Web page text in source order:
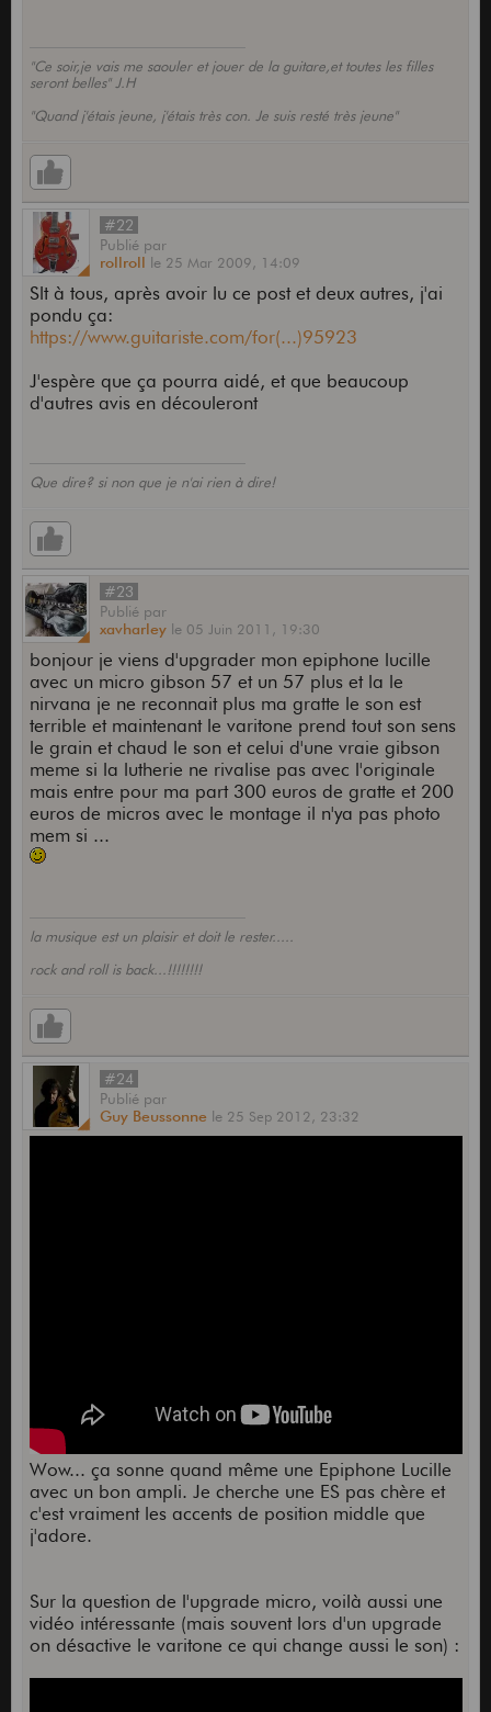
"Ce soir,je vais me saouler et jouer de la guitare,et toutes les filles
seront belles" J.H
"Quand j'étais jeune, j'étais très con. Je suis resté très jeune"
#22
Publié par
rollroll le 25 Mar 2009, 14:09
Slt à tous, après avoir lu ce post et deux autres, j'ai
pondu ça:
https://www.guitariste.com/for(...)95923
J'espère que ça pourra aidé, et que beaucoup
d'autres avis en découleront
Que dire? si non que je n'ai rien à dire!
#23
Publié par
xavharley le 05 Juin 2011, 19:30
bonjour je viens d'upgrader mon epiphone lucille
avec un micro gibson 57 et un 57 plus et la le
nirvana je ne reconnait plus ma gratte le son est
terrible et maintenant le varitone prend tout son sens
le grain et chaud le son et celui d'une vraie gibson
meme si la lutherie ne rivalise pas avec l'originale
mais entre pour ma part 300 euros de gratte et 200
euros de micros avec le montage il n'ya pas photo
mem si ...
la musique est un plaisir et doit le rester.....
rock and roll is back...!!!!!!!!
#24
Publié par
Guy Beussonne le 25 Sep 2012, 23:32
Wow... ça sonne quand même une Epiphone Lucille
avec un bon ampli. Je cherche une ES pas chère et
c'est vraiment les accents de position middle que
j'adore.
Sur la question de l'upgrade micro, voilà aussi une
vidéo intéressante (mais souvent lors d'un upgrade
on désactive le varitone ce qui change aussi le son) :